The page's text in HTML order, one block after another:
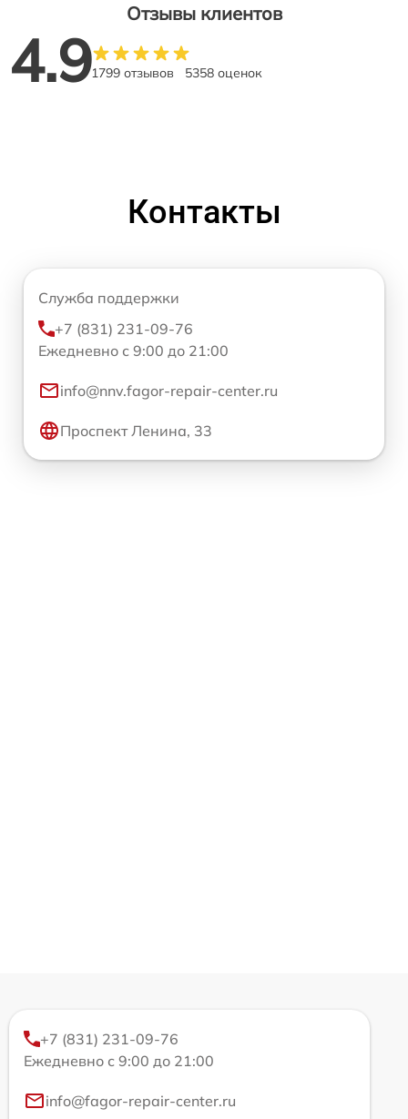
Отзывы клиентов
4.91799 отзывов 5358 оценок
Контакты
Служба поддержки
+7 (831) 231-09-76
Ежедневно с 9:00 до 21:00
info@nnv.fagor-repair-center.ru
Проспект Ленина, 33
+7 (831) 231-09-76
Ежедневно с 9:00 до 21:00
info@fagor-repair-center.ru